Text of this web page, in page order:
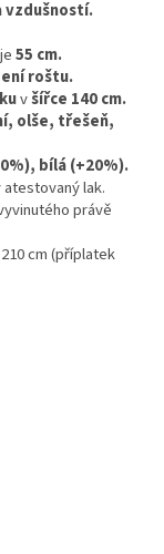
vzdušností.
55 cm.
roštu.
všířce 140 cm.
olše, třešeň,
bílá (+20%).
lak.
právě
cm (příplatek